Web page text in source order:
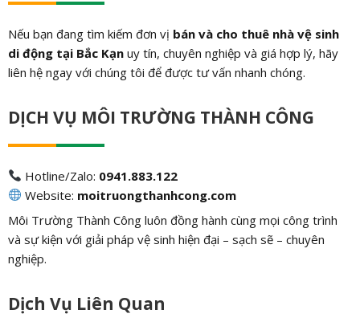
Nếu bạn đang tìm kiếm đơn vị bán và cho thuê nhà vệ sinh
di động tại Bắc Kạnuy tín, chuyên nghiệp và giá hợp lý, hãy
liên hệ ngay với chúng tôi để được tư vấn nhanh chóng.
DỊCH VỤ MÔI TRƯỜNG THÀNH CÔNG
Hotline/Zalo: 0941.883.122
Website: moitruongthanhcong.com
Môi Trường Thành Công luôn đồng hành cùng mọi công trình
và sự kiện với giải pháp vệ sinh hiện đại – sạch sẽ – chuyên
nghiệp.
Dịch Vụ Liên Quan